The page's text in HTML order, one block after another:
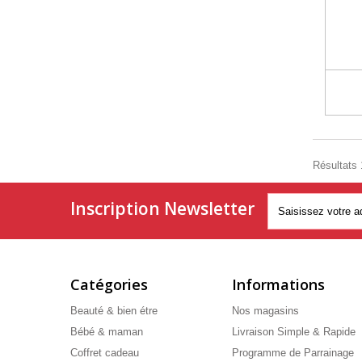
Résultats
Inscription Newsletter
Catégories
Beauté & bien étre
Bébé & maman
Coffret cadeau
Informations
Nos magasins
Livraison Simple & Rapide
Programme de Parrainage